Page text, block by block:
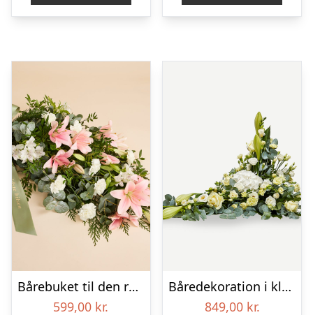
Bårebuket til den rolige afsked med bånd
599,00 kr.
Båredekoration i klassisk stil – creme
849,00 kr.